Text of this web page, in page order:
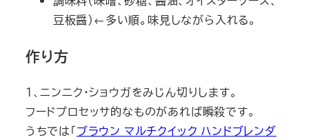
豆板醤）←多い順。味見しながら入れる。
作り方
１、ニンニク・ショウガをみじん切りします。
フードプロセッサ的なものがあれば瞬殺です。
うちでは「ブラウン マルチクイック ハンドブレンダ